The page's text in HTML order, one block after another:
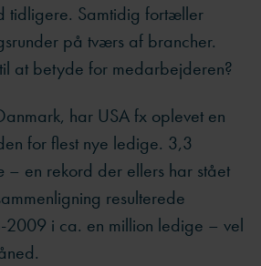
tidligere. Samtidig fortæller
på tværs af brancher.
at betyde for medarbejderen?
har USA fx oplevet en
for flest nye ledige. 3,3
– en rekord der ellers har stået
resulterede
2009 i ca. en million ledige – vel